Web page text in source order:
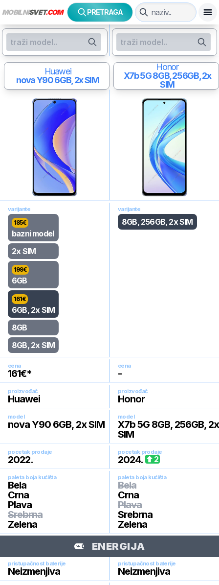
MOBILNISVET.COM PRETRAGA
Huawei
nova Y906GB, 2x SIM
Honor
X7b 5G8GB, 256GB, 2x
SIM
varijante
185€
bazni model
2x SIM
199€
6GB
161€
6GB, 2x SIM
8GB
8GB, 2x SIM
varijante
8GB, 256GB, 2x SIM
cena
161€*
cena
-
proizvođač
Huawei
proizvođač
Honor
model
nova Y90 6GB, 2x SIM
model
X7b 5G 8GB, 256GB, 2x
SIM
pocetak prodaje
2022.
pocetak prodaje
2024. 2
paleta boja kućišta
Bela
Crna
Plava
Srebrna
Zelena
paleta boja kućišta
Bela
Crna
Plava
Srebrna
Zelena
ENERGIJA
pristupačnost baterije
Neizmenjiva
pristupačnost baterije
Neizmenjiva